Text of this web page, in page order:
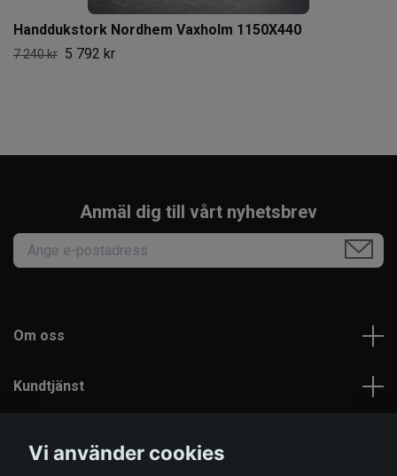
Handdukstork Nordhem Vaxholm 1150X440
7 240 kr 5 792 kr
Anmäl dig till vårt nyhetsbrev
Om oss
Kundtjänst
Vi använder cookies